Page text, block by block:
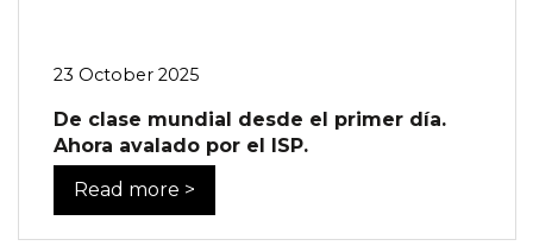
23 October 2025
De clase mundial desde el primer día.
Ahora avalado por el ISP.
Read more >